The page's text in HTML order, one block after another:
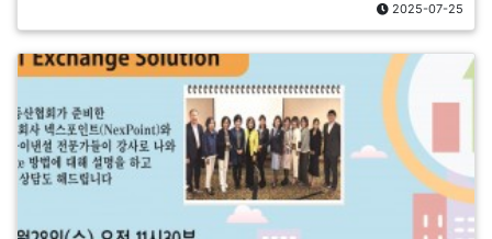
2025-07-25